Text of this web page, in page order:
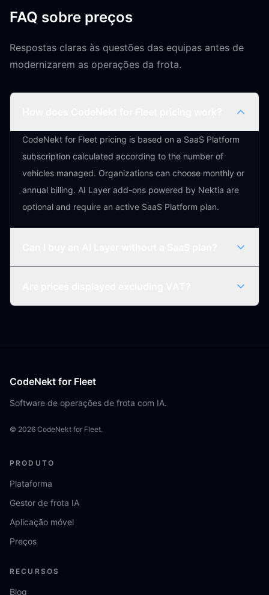
FAQ sobre preços
Respostas claras às questões das equipas antes de
modernizarem as operações da frota.
CodeNekt for Fleet pricing is based on a SaaS Platform
subscription calculated according to the number of
vehicles managed. Organizations can choose monthly or
annual billing. AI Layer add-ons powered by Nektia are
optional and require an active SaaS Platform plan.
CodeNekt for Fleet
Software de operações de frota com IA.
© 2026 CodeNekt for Fleet.
PRODUTO
Plataforma
Gestor de frota IA
Aplicação móvel
Preços
RECURSOS
Blog